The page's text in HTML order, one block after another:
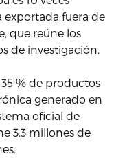
exportada fuera de
que reúne los
de investigación.
% de productos
generado en
oficial de
3.3 millones de